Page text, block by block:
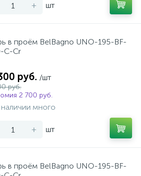
+ шт
в проём BelBagno UNO-195-BF-
C-Cr
руб. /шт
руб.
2 700 руб.
много
+ шт
в проём BelBagno UNO-195-BF-